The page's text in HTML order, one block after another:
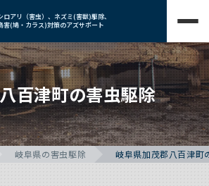
ロアリ（害虫）、ネズミ(害獣)駆除、
害(鳩・カラス)対策のアズサポート
百津町の害虫駆除
岐阜県の害虫駆除 岐阜県加茂郡八百津町